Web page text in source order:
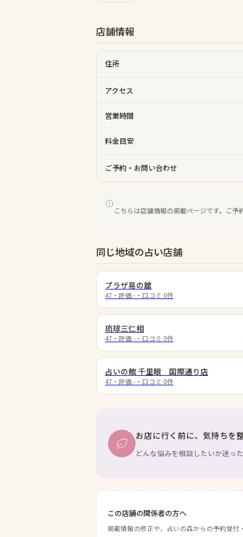
店舗情報
住所
アクセス
営業時間
料金目安
ご予約・お問い合わせ
こちらは店舗情報の掲載ページです。ご
同じ地域の占い店舗
プラザ易の舘
47 ・評価 - ・口コミ 0件
琉球三仁相
47 ・評価 - ・口コミ 0件
占いの館 千里眼 国際通り店
47 ・評価 - ・口コミ 0件
お店に行く前に、気持ちを
どんな悩みを相談したいか迷っ
この店舗の関係者の方へ
掲載情報の修正や、占いの森からの予約受付